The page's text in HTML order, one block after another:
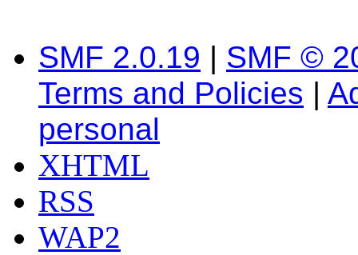
SMF 2.0.19 | SMF ©
Terms and Policies |
personal
XHTML
RSS
WAP2